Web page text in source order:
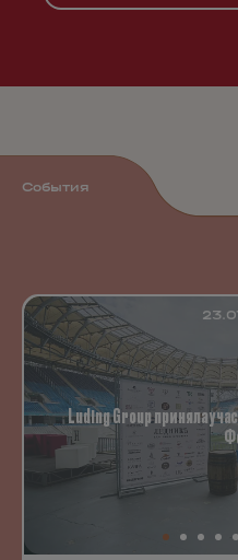
События
Luding Group приняла